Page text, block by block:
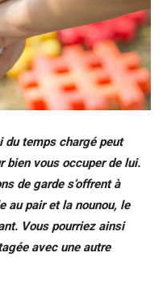
du temps chargé peut
bien vous occuper de lui.
de garde s’offrent à
au pair et la nounou, le
Vous pourriez ainsi
avec une autre